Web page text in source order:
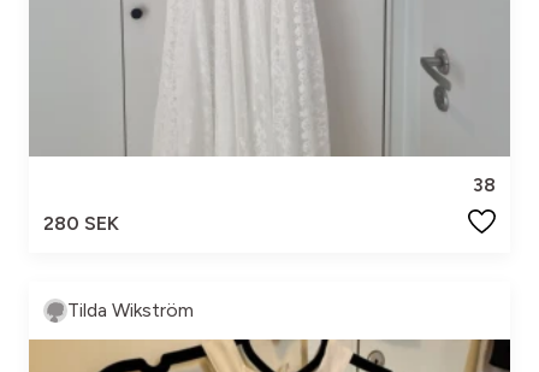
38
280 SEK
Tilda Wikström